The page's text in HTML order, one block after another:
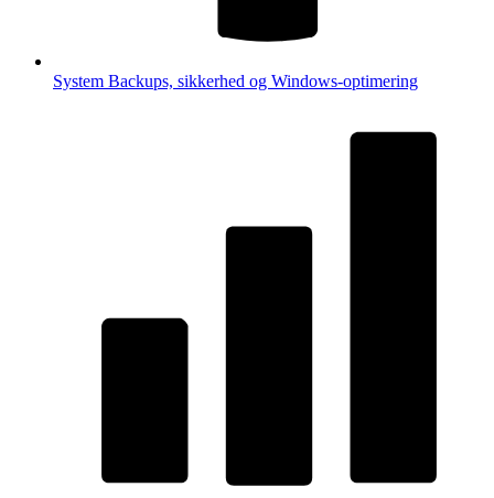
System Backups, sikkerhed og Windows-optimering